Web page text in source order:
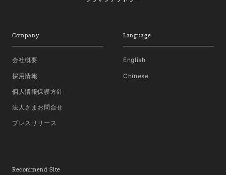
Company
会社概要
採用情報
個人情報保護方針
法人さまお問合せ
プレスリリース
Language
English
Chinese
Recommend Site